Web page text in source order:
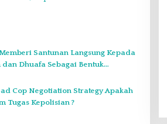
Santunan Langsung Kepada
Dhuafa Sebagai Bentuk
Cop Negotiation Strategy Apakah
Tugas Kepolisian ?